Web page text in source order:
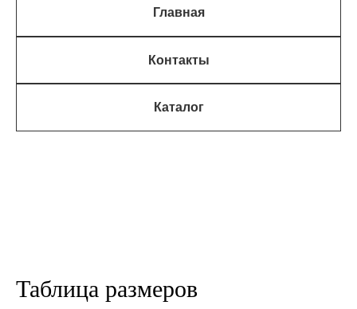
Главная
Контакты
Каталог
Таблица размеров